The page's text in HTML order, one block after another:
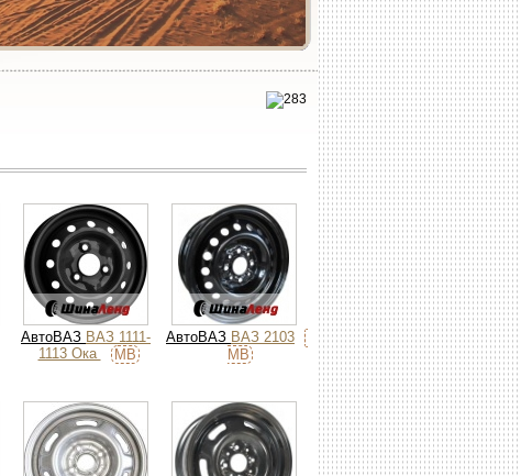
АвтоВАЗ ВАЗ 1111-
1113 Ока
MB
АвтоВАЗ ВАЗ 2103
MB